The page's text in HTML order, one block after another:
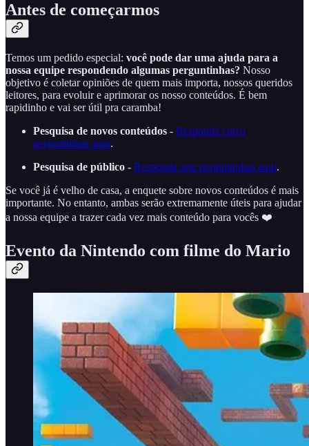
Antes de começarmos
Temos um pedido especial: você pode dar uma ajuda para a
nossa equipe respondendo algumas perguntinhas? Nosso
objetivo é coletar opiniões de quem mais importa, nossos queridos
leitores, para evoluir e aprimorar os nosso conteúdos. É bem
rapidinho e vai ser útil pra caramba!
Pesquisa de novos conteúdos - Responda cinco
perguntinhas aqui.
Pesquisa de público - Responda sete perguntinhas aqui.
Se você já é velho de casa, a enquete sobre novos conteúdos é mais
importante. No entanto, ambas serão extremamente úteis para ajudar
a nossa equipe a trazer cada vez mais conteúdo para vocês ❤️
Evento da Nintendo com filme do Mario